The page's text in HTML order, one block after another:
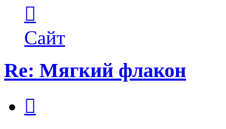
пользователя
Stanislav
Zabelin
Сайт
Re: Мягкий флакон